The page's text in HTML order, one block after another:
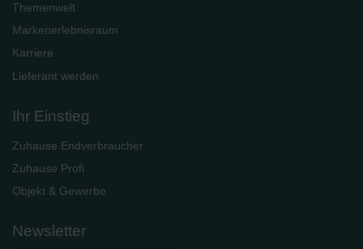
Themenwelt
Markenerlebnisraum
Karriere
Lieferant werden
Ihr Einstieg
Zuhause Endverbraucher
Zuhause Profi
Objekt & Gewerbe
Newsletter